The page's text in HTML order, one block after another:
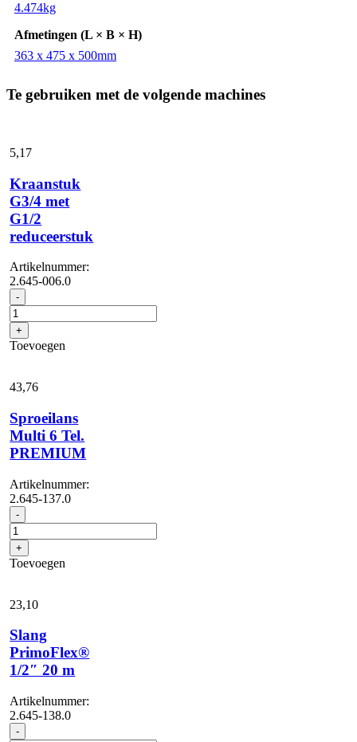
4.474kg
Afmetingen (L × B × H)
363 x 475 x 500mm
Te gebruiken met de volgende machines
5,17
Kraanstuk
G3/4 met
G1/2
reduceerstuk
Artikelnummer:
2.645-006.0
- Kraanstuk
G3/4
met
G1/2
reduceerstuk
+
Toevoegen
43,76
Sproeilans
Multi 6 Tel.
PREMIUM
Artikelnummer:
2.645-137.0
- Sproeilans
Multi
6
Tel.
PREMIUM
+
Toevoegen
23,10
Slang
PrimoFlex®
1/2″ 20 m
Artikelnummer:
2.645-138.0
- Slang